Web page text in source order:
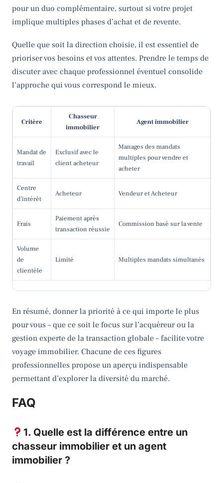
pour un duo complémentaire, surtout si votre projet
implique multiples phases d’achat et de revente.
Quelle que soit la direction choisie, il est essentiel de
prioriser vos besoins et vos attentes. Prendre le temps de
discuter avec chaque professionnel éventuel consolide
l’approche qui vous correspond le mieux.
Critère
Chasseur
immobilier
Agent immobilier
Mandat de
travail
Exclusif avec le
client acheteur
Manages des mandats
multiples pour vendre et
acheter
Centre
d’intérêt
Acheteur Vendeur et Acheteur
Frais
Paiement après
transaction réussie
Commission basé sur la vente
Volume
de
clientèle
Limité Multiples mandats simultanés
En résumé, donner la priorité à ce qui importe le plus
pour vous – que ce soit le focus sur l’acquéreur ou la
gestion experte de la transaction globale – facilite votre
voyage immobilier. Chacune de ces figures
professionnelles propose un aperçu indispensable
permettant d’explorer la diversité du marché.
FAQ
1. Quelle est la différence entre un
chasseur immobilier et un agent
immobilier ?